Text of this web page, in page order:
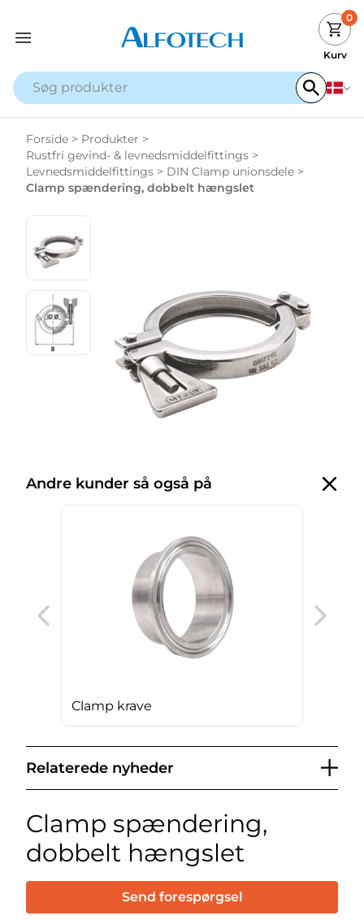
0
Kurv
Forside > Produkter >
Rustfri gevind- & levnedsmiddelfittings >
Levnedsmiddelfittings > DIN Clamp unionsdele >
Clamp spændering, dobbelt hængslet
Andre kunder så også på
Clamp krave
Relaterede nyheder
Clamp spændering,
dobbelt hængslet
Send forespørgsel